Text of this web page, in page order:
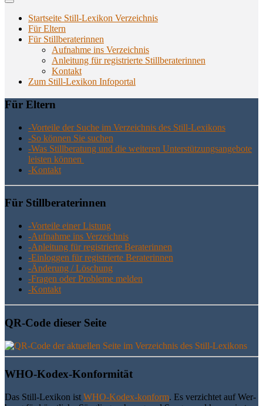
Startseite Still-Lexikon Verzeichnis
Für Eltern
Für Stillberaterinnen
Aufnahme ins Verzeichnis
Anlei­tung für regis­trier­te Stillberaterinnen
Kon­takt
Zum Still-Lexikon Infoportal
Für Eltern
-Vor­tei­le der Suche im Ver­zeich­nis des Still-Lexikons
-So kön­nen Sie suchen
-Was Still­be­ra­tung und die wei­te­ren Unter­stüt­zungs­an­ge­bo­te
leis­ten können
-Kon­takt
Für Still­be­ra­te­rin­nen
-Vor­tei­le einer Listung
-Auf­nah­me ins Verzeichnis
-Anlei­tung für regis­trier­te Beraterinnen
-Ein­log­gen für regis­trier­te Beraterinnen
-Ände­rung / Löschung
-Fra­gen oder Pro­ble­me melden
-Kon­takt
QR-Code die­ser Seite
WHO-Kodex-Kon­for­mi­tät
Das Still-Lexi­kon ist WHO-Kodex-kon­form. Es ver­zich­tet auf Wer­